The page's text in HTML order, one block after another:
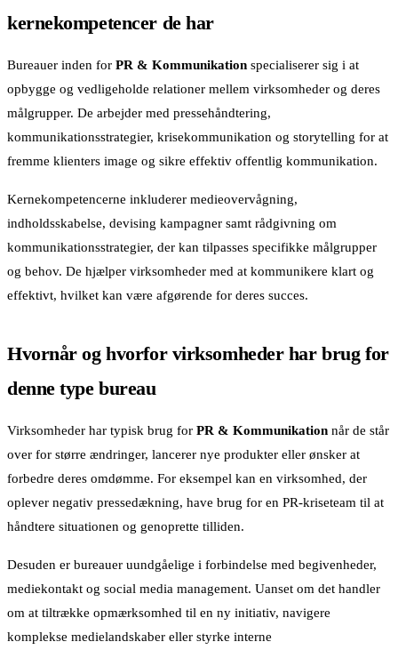
kernekompetencer de har
Bureauer inden for PR & Kommunikation specialiserer sig i at
opbygge og vedligeholde relationer mellem virksomheder og deres
målgrupper. De arbejder med pressehåndtering,
kommunikationsstrategier, krisekommunikation og storytelling for at
fremme klienters image og sikre effektiv offentlig kommunikation.
Kernekompetencerne inkluderer medieovervågning,
indholdsskabelse, devising kampagner samt rådgivning om
kommunikationsstrategier, der kan tilpasses specifikke målgrupper
og behov. De hjælper virksomheder med at kommunikere klart og
effektivt, hvilket kan være afgørende for deres succes.
Hvornår og hvorfor virksomheder har brug for
denne type bureau
Virksomheder har typisk brug for PR & Kommunikation når de står
over for større ændringer, lancerer nye produkter eller ønsker at
forbedre deres omdømme. For eksempel kan en virksomhed, der
oplever negativ pressedækning, have brug for en PR-kriseteam til at
håndtere situationen og genoprette tilliden.
Desuden er bureauer uundgåelige i forbindelse med begivenheder,
mediekontakt og social media management. Uanset om det handler
om at tiltrække opmærksomhed til en ny initiativ, navigere
komplekse medielandskaber eller styrke interne